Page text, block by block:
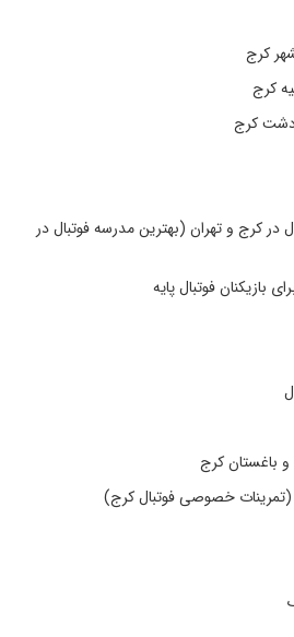
کرج
کرج
کرج
در کرج و تهران (بهترین مدرسه فوتبال در
بازیکنان فوتبال پایه
باغستان کرج
خصوصی فوتبال کرج)